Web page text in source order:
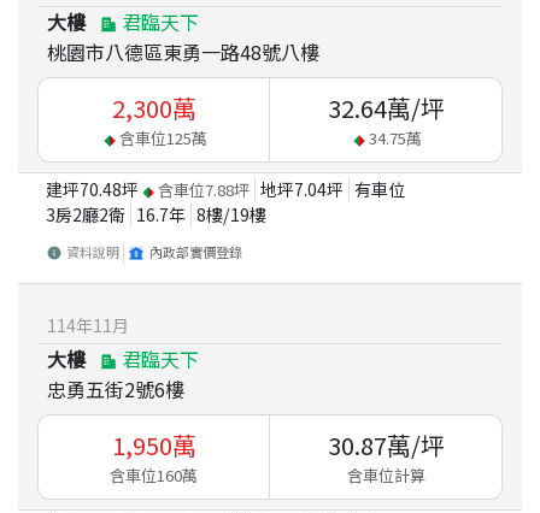
大樓
君臨天下
桃園市八德區東勇一路48號八樓
2,300萬
含車位125萬
32.64萬/坪
34.75萬
建坪70.48坪 含車位7.88坪 地坪7.04坪 有車位
3房2廳2衛 16.7年 8樓/19樓
資料說明 內政部實價登錄
114年11月
大樓
君臨天下
忠勇五街2號6樓
1,950萬
含車位160萬
30.87萬/坪
含車位計算